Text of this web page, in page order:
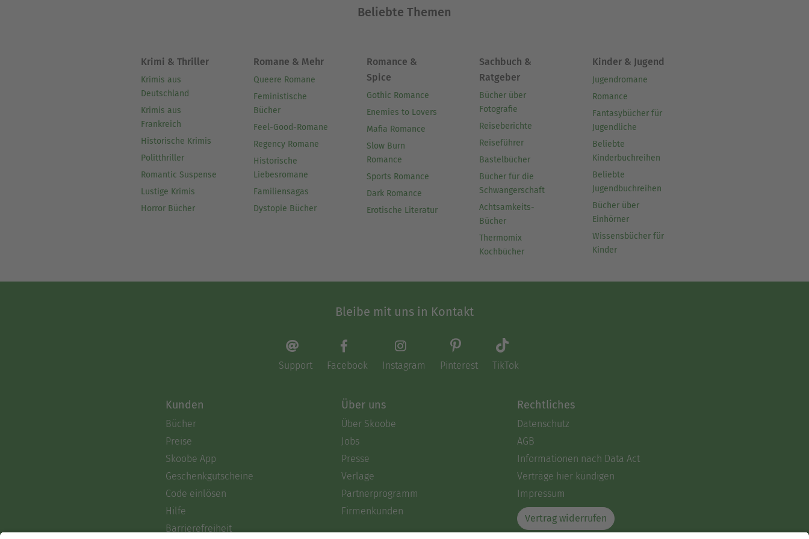
Beliebte Themen
Krimi & Thriller
Krimis aus
Deutschland
Krimis aus
Frankreich
Historische Krimis
Politthriller
Romantic Suspense
Lustige Krimis
Horror Bücher
Romane & Mehr
Queere Romane
Feministische
Bücher
Feel-Good-Romane
Regency Romane
Historische
Liebesromane
Familiensagas
Dystopie Bücher
Romance &
Spice
Gothic Romance
Enemies to Lovers
Mafia Romance
Slow Burn
Romance
Sports Romance
Dark Romance
Erotische Literatur
Sachbuch &
Ratgeber
Bücher über
Fotografie
Reiseberichte
Reiseführer
Bastelbücher
Bücher für die
Schwangerschaft
Achtsamkeits-
Bücher
Thermomix
Kochbücher
Kinder & Jugend
Jugendromane
Romance
Fantasybücher für
Jugendliche
Beliebte
Kinderbuchreihen
Beliebte
Jugendbuchreihen
Bücher über
Einhörner
Wissensbücher für
Kinder
Bleibe mit uns in Kontakt
Support Facebook Instagram Pinterest TikTok
Kunden
Bücher
Preise
Skoobe App
Geschenkgutscheine
Code einlösen
Hilfe
Barrierefreiheit
Über uns
Über Skoobe
Jobs
Presse
Verlage
Partnerprogramm
Firmenkunden
Rechtliches
Datenschutz
AGB
Informationen nach Data Act
Verträge hier kündigen
Impressum
Vertrag widerrufen